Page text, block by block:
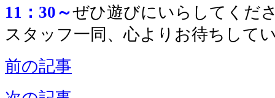
11：30～ぜひ遊びにいらしてくだ
スタッフ一同、心よりお待ちして
前の記事